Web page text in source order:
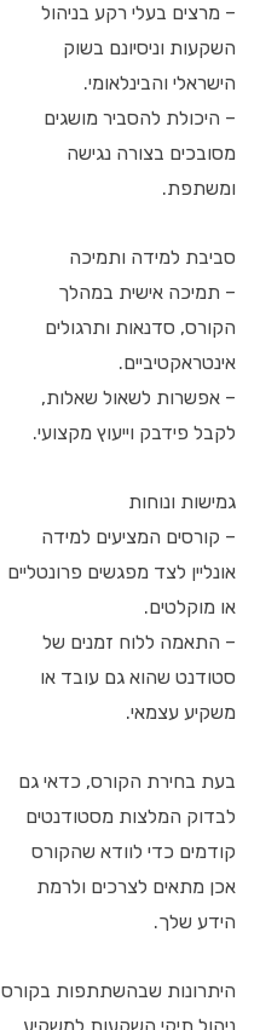
– מרצים בעלי רקע בניהול
השקעות וניסיונם בשוק
הישראלי והבינלאומי.
– היכולת להסביר מושגים
מסובכים בצורה נגישה
ומשתפת.
סביבת למידה ותמיכה
– תמיכה אישית במהלך
הקורס, סדנאות ותרגולים
אינטראקטיביים.
– אפשרות לשאול שאלות,
לקבל פידבק וייעוץ מקצועי.
גמישות ונוחות
– קורסים המציעים למידה
אונליין לצד מפגשים פרונטליים
או מוקלטים.
– התאמה ללוח זמנים של
סטודנט שהוא גם עובד או
משקיע עצמאי.
בעת בחירת הקורס, כדאי גם
לבדוק המלצות מסטודנטים
קודמים כדי לוודא שהקורס
אכן מתאים לצרכים ולרמת
הידע שלך.
היתרונות שבהשתתפות בקורס